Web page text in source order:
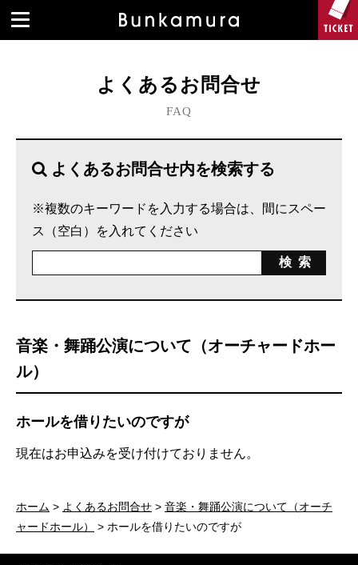
よくあるお問合せ
FAQ
よくあるお問合せ内を検索する
※複数のキーワードを入力する場合は、間にスペー
ス（空白）を入れてください
音楽・舞踊公演について（オーチャードホー
ル）
ホールを借りたいのですが
現在はお申込みを受け付けておりません。
ホーム > よくあるお問合せ > 音楽・舞踊公演について（オーチ
ャードホール）
> ホールを借りたいのですが